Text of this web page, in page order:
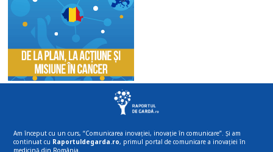
Am început cu un curs, “Comunicarea inovației, inovație în comunicare”. Și am
continuat cu Raportuldegarda.ro, primul portal de comunicare a inovației în
medicină din România.